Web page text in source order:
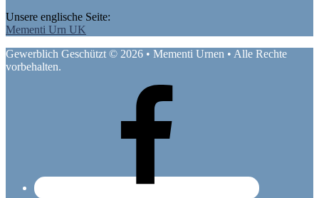
Unsere englische Seite:
Mementi Urn UK
Gewerblich Geschützt © 2026 • Mementi Urnen • Alle Rechte
vorbehalten.